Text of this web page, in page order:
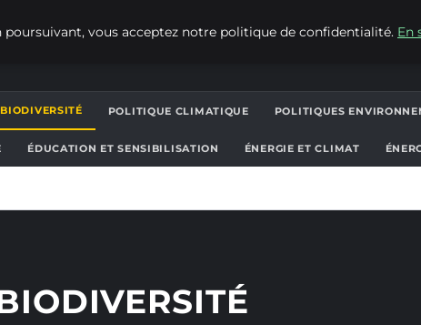
POLITIQUE CLIMATIQUE POLITIQUES
ÉDUCATION ET SENSIBILISATION ÉNERGIE ET CLIMAT
vous acceptez notre politique de confidentialité. En